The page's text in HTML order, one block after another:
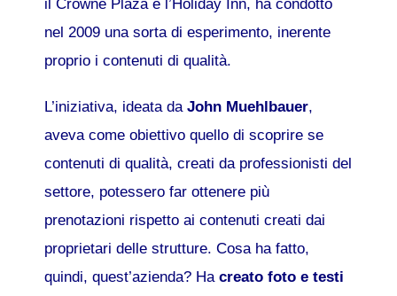
il Crowne Plaza e l’Holiday Inn, ha condotto
nel 2009 una sorta di esperimento, inerente
proprio i contenuti di qualità.
L’iniziativa, ideata da John Muehlbauer,
aveva come obiettivo quello di scoprire se
contenuti di qualità, creati da professionisti del
settore, potessero far ottenere più
prenotazioni rispetto ai contenuti creati dai
proprietari delle strutture. Cosa ha fatto,
quindi, quest’azienda? Ha creato foto e testi